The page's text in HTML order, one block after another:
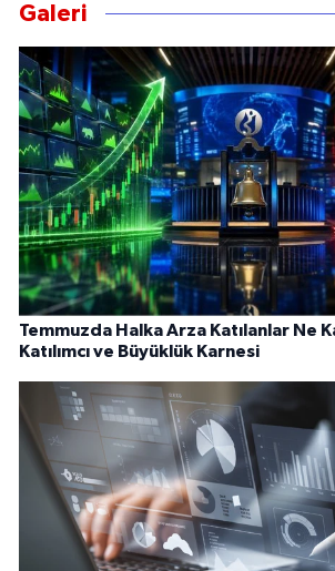
Galeri
Temmuzda Halka Arza Katılanlar Ne
Katılımcı ve Büyüklük Karnesi